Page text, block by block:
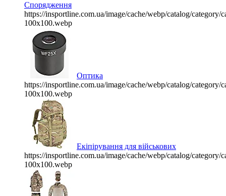
Спорядження
https://insportline.com.ua/image/cache/webp/catalog/category/
100x100.webp
Оптика
https://insportline.com.ua/image/cache/webp/catalog/category/
100x100.webp
Екіпірування для військових
https://insportline.com.ua/image/cache/webp/catalog/category/
100x100.webp